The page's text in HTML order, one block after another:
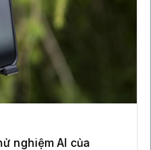
nghiệm AI của